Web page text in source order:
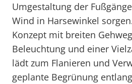
Umgestaltung der
Wind in Harsewinkel
Konzept mit breiten
Beleuchtung und einer
lädt zum Flanieren und
geplante Begrünung